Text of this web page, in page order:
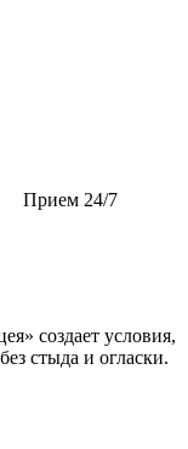
Прием 24/7
создает условия,
стыда и огласки.